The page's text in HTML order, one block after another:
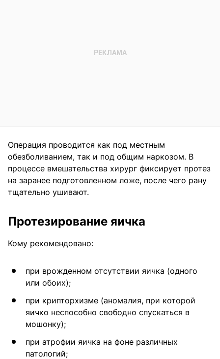
Операция проводится как под местным
обезболиванием, так и под общим наркозом. В
процессе вмешательства хирург фиксирует протез
на заранее подготовленном ложе, после чего рану
тщательно ушивают.
Протезирование яичка
Кому рекомендовано:
при врожденном отсутствии яичка (одного
или обоих);
при крипторхизме (аномалия, при которой
яичко неспособно свободно спускаться в
мошонку);
при атрофии яичка на фоне различных
патологий;